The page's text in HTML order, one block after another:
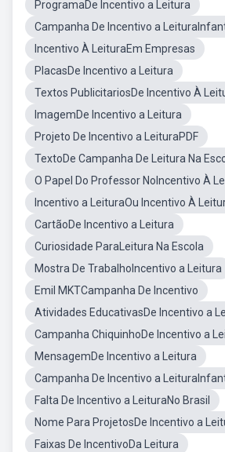
ProgramaDe Incentivo a Leitura
Campanha De Incentivo a
Incentivo À LeituraEm Empresas
PlacasDe Incentivo a Leitura
Textos PublicitariosDe Incentivo À
ImagemDe Incentivo a Leitura
Projeto De Incentivo a LeituraPDF
TextoDe Campanha De Leitura Na
O Papel Do Professor NoIncentivo À
Incentivo a LeituraOu Incentivo À
CartãoDe Incentivo a Leitura
Curiosidade ParaLeitura Na Escola
Mostra De TrabalhoIncentivo a Leitura
Emil MKTCampanha De Incentivo
Atividades EducativasDe Incentivo a
Campanha ChiquinhoDe Incentivo a
MensagemDe Incentivo a Leitura
Campanha De Incentivo a
Falta De Incentivo a LeituraNo Brasil
Nome Para ProjetosDe Incentivo a
Faixas De IncentivoDa Leitura